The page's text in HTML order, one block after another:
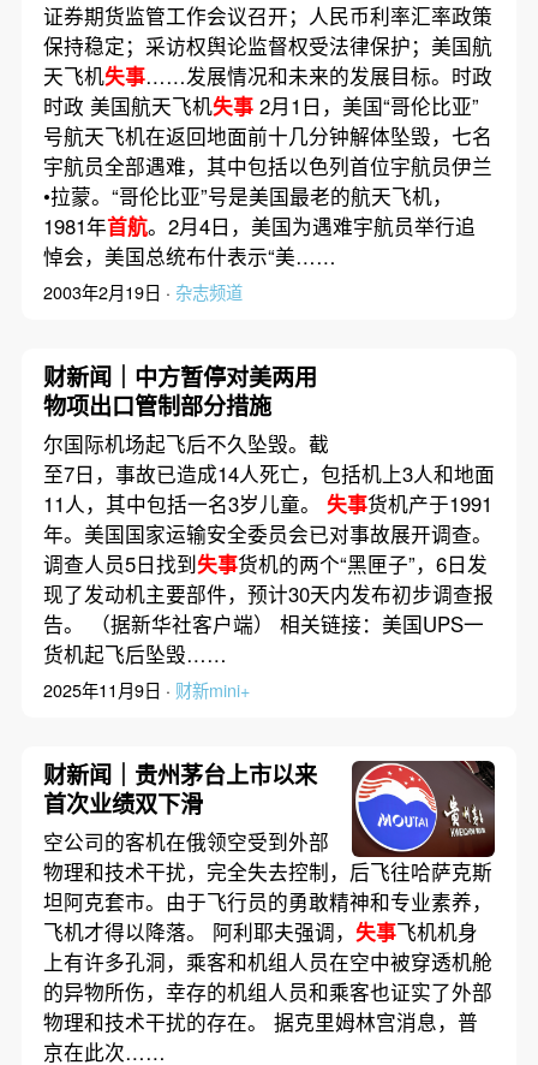
证券期货监管工作会议召开；人民币利率汇率政策
保持稳定；采访权舆论监督权受法律保护；美国航
天飞机失事……发展情况和未来的发展目标。时政
时政 美国航天飞机失事2月1日，美国“哥伦比亚”
号航天飞机在返回地面前十几分钟解体坠毁，七名
宇航员全部遇难，其中包括以色列首位宇航员伊兰
•拉蒙。“哥伦比亚”号是美国最老的航天飞机，
1981年首航。2月4日，美国为遇难宇航员举行追
悼会，美国总统布什表示“美……
2003年2月19日 · 杂志频道
财新闻｜中方暂停对美两用
物项出口管制部分措施
尔国际机场起飞后不久坠毁。截
至7日，事故已造成14人死亡，包括机上3人和地面
11人，其中包括一名3岁儿童。 失事货机产于1991
年。美国国家运输安全委员会已对事故展开调查。
调查人员5日找到失事货机的两个“黑匣子”，6日发
现了发动机主要部件，预计30天内发布初步调查报
告。 （据新华社客户端） 相关链接：美国UPS一
货机起飞后坠毁……
2025年11月9日 · 财新mini+
财新闻｜贵州茅台上市以来
首次业绩双下滑
空公司的客机在俄领空受到外部
物理和技术干扰，完全失去控制，后飞往哈萨克斯
坦阿克套市。由于飞行员的勇敢精神和专业素养，
飞机才得以降落。 阿利耶夫强调， 失事飞机机身
上有许多孔洞，乘客和机组人员在空中被穿透机舱
的异物所伤，幸存的机组人员和乘客也证实了外部
物理和技术干扰的存在。 据克里姆林宫消息，普
京在此次……